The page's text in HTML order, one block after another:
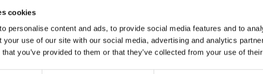
cookies
personalise content and ads, to provide social media features and to
your use of our site with our social media, advertising and analytics
you’ve provided to them or that they’ve collected from your use of